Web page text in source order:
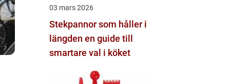
03 mars 2026
Stekpannor som håller i
längden en guide till
smartare val i köket